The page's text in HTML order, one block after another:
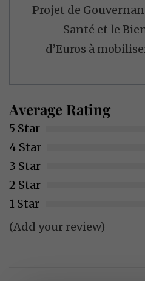
Projet de
Santé et le
d’Euros à
Average Rating
5 Star
4 Star
3 Star
2 Star
1 Star
(Add your review)